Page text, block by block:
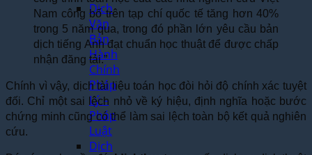
Dịch
Văn
Bản
Hành
Chính
Pháp
Lý –
Pháp
Luật
Dịch
Nam công bố trên tạp chí quốc tế tăng hơn 40%
trong 5 năm qua, trong đó phần lớn yêu cầu bản
dịch tiếng Anh đạt chuẩn học thuật để được chấp
nhận đăng tải.”
Chính vì vậy, dịch tài liệu toán học đòi hỏi độ chính xác tuyệt
đối. Chỉ một sai lệch nhỏ về ký hiệu, định nghĩa hoặc bước
chứng minh cũng có thể làm sai lệch toàn bộ kết quả nghiên
cứu.